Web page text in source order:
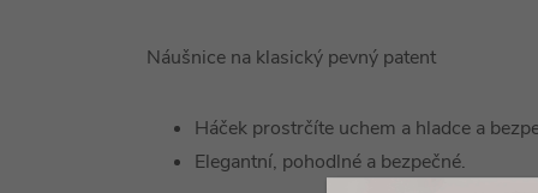
Náušnice na klasický pevný patent
Háček prostrčíte uchem a hladce a
Elegantní, pohodlné a bezpečné.